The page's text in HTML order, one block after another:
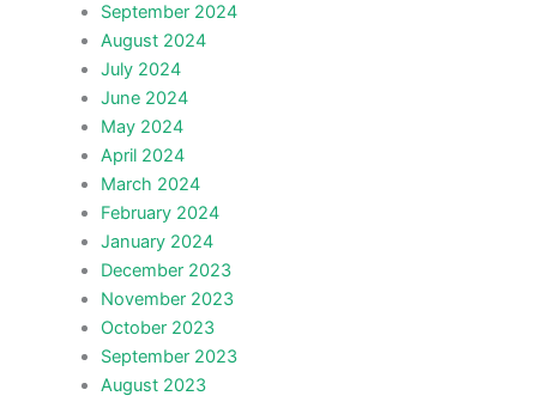
September 2024
August 2024
July 2024
June 2024
May 2024
April 2024
March 2024
February 2024
January 2024
December 2023
November 2023
October 2023
September 2023
August 2023